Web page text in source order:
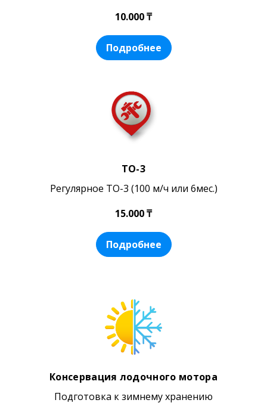
10.000 ₸
Подробнее
ТО-3
Регулярное ТО-3 (100 м/ч или 6мес.)
15.000 ₸
Подробнее
Консервация лодочного мотора
Подготовка к зимнему хранению